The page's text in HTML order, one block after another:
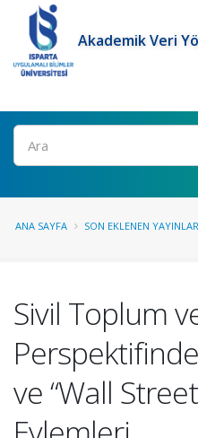
Akademik Veri
Ara
ANA SAYFA SON EKLENEN YAYINLAR
Sivil Toplum
Perspektifinde
ve “Wall